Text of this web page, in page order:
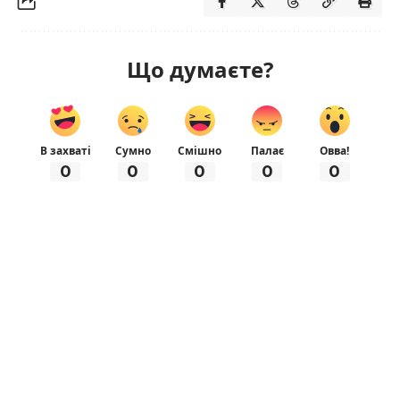
Що думаєте?
В захваті
0
Сумно
0
Смішно
0
Палає
0
Овва!
0